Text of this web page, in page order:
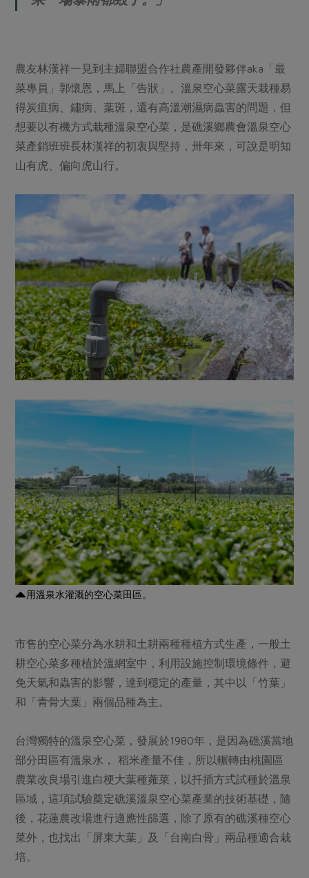
保健食品
家庭清潔 織品
日用品 圖書禮品
防災用品
優惠專區
素食專區
樂齡友善
主題食譜
異國料理
年菜食譜
養身食補
節慶大餐
高麗菜海鮮煎餅
議題活動
2024農業發展計畫年度報告
更多議題活動
把最好的台灣味帶回家！
減添加物
更多議題
生活者e週報
綠主張月刊
典藏閱覽室
社務專區
選舉專區
最新消息
下載專區
地區活動
社務會議 地區活動
活動報下載
農友林漢祥一見到主婦聯盟合作社農產開發夥伴aka「最
菜專員」郭懷恩，馬上「告狀」。溫泉空心菜露天栽種易
得炭疽病、鏽病、葉斑，還有高溫潮濕病蟲害的問題，但
想要以有機方式栽種溫泉空心菜，是礁溪鄉農會溫泉空心
菜產銷班班長林漢祥的初衷與堅持，卅年來，可說是明知
山有虎、偏向虎山行。
用溫泉水灌溉的空心菜田區。
市售的空心菜分為水耕和土耕兩種種植方式生產，一般土
耕空心菜多種植於溫網室中，利用設施控制環境條件，避
免天氣和蟲害的影響，達到穩定的產量，其中以「竹葉」
和「青骨大葉」兩個品種為主。
台灣獨特的溫泉空心菜，發展於1980年，是因為礁溪當地
部分田區有溫泉水， 稻米產量不佳，所以輾轉由桃園區
農業改良場引進白梗大葉種蕹菜，以扦插方式試種於溫泉
區域，這項試驗奠定礁溪溫泉空心菜產業的技術基礎，隨
後，花蓮農改場進行適應性篩選，除了原有的礁溪種空心
菜外，也找出「屏東大葉」及「台南白骨」兩品種適合栽
培。